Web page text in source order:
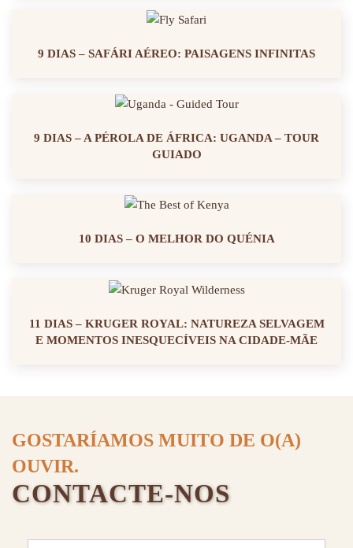
9 DIAS – SAFÁRI AÉREO: PAISAGENS INFINITAS
9 DIAS – A PÉROLA DE ÁFRICA: UGANDA – TOUR
GUIADO
10 DIAS – O MELHOR DO QUÉNIA
11 DIAS – KRUGER ROYAL: NATUREZA SELVAGEM
E MOMENTOS INESQUECÍVEIS NA CIDADE-MÃE
GOSTARÍAMOS MUITO DE O(A)
OUVIR.
CONTACTE-NOS